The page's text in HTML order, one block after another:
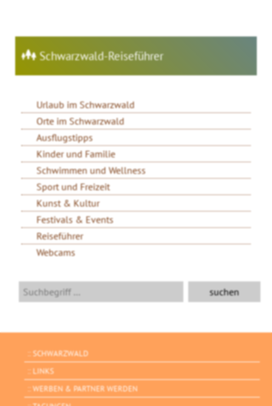
Schwarzwald-Reiseführer
Urlaub im Schwarzwald
Orte im Schwarzwald
Ausflugstipps
Kinder und Familie
Schwimmen und Wellness
Sport und Freizeit
Kunst & Kultur
Festivals & Events
Reiseführer
Webcams
SCHWARZWALD
LINKS
WERBEN & PARTNER WERDEN